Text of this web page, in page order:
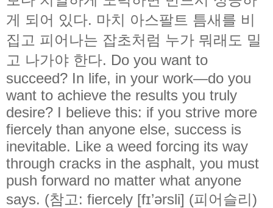
게 되어 있다. 마치 아스팔트 틈새를 비
집고 피어나는 잡초처럼 누가 뭐래도 밀
고 나가야 한다. Do you want to
succeed? In life, in your work—do you
want to achieve the results you truly
desire? I believe this: if you strive more
fiercely than anyone else, success is
inevitable. Like a weed forcing its way
through cracks in the asphalt, you must
push forward no matter what anyone
says. (참고: fiercely [fɪ’ərsli] (피어슬리)